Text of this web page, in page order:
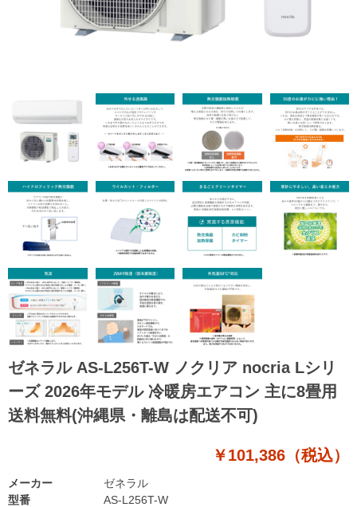
ゼネラル AS-L256T-W ノクリア nocria Lシリ
ーズ 2026年モデル 冷暖房エアコン 主に8畳用
送料無料(沖縄県・離島は配送不可)
￥101,386（税込）
型番
AS-L256T-W
メーカー ゼネラル